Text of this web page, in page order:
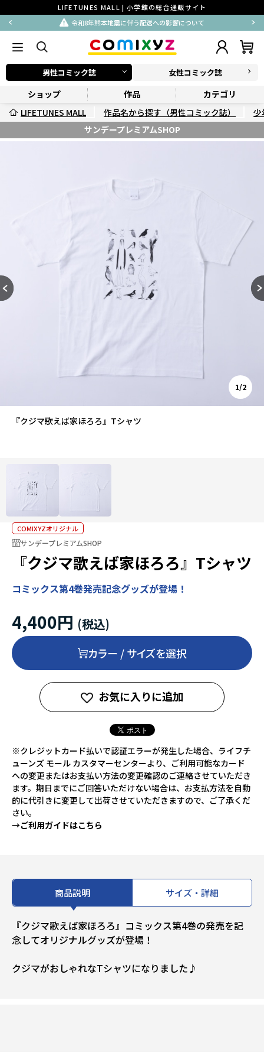
LIFETUNES MALL | 小学館の総合通販サイト
令和8年熊本地震に伴う配送への影響について
男性コミック誌 女性コミック誌
ショップ 作品
カテゴリ
LIFETUNES MALL
作品名から探す（男性コミック誌）
少
サンデープレミアムSHOP
『クジマ歌えば家ほろろ』Tシャツ
1/2
COMIXYZオリジナル
サンデープレミアムSHOP
『クジマ歌えば家ほろろ』Tシャツ
コミックス第4巻発売記念グッズが登場！
4,400円
カラー / サイズを選択
お気に入りに追加
※クレジットカード払いで認証エラーが発生した場合、ライフチ
ューンズ モール カスタマーセンターより、ご利用可能なカード
への変更またはお支払い方法の変更確認のご連絡させていただき
ます。期日までにご回答いただけない場合は、お支払方法を自動
的に代引きに変更して出荷させていただきますので、ご了承くだ
さい。
→ご利用ガイドはこちら
商品説明 サイズ・詳細
『クジマ歌えば家ほろろ』コミックス第4巻の発売を記
念してオリジナルグッズが登場！
クジマがおしゃれなTシャツになりました♪